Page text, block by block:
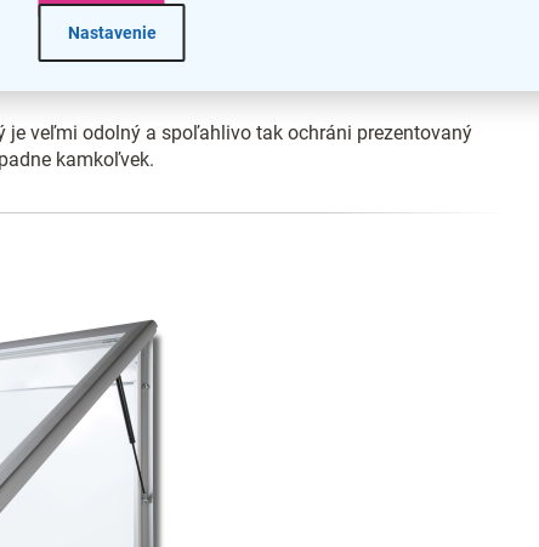
Nastavenie
je veľmi odolný a spoľahlivo tak ochráni prezentovaný
kamkoľvek.